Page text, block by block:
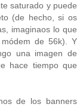
saturado y puede
(de hecho, si os
imaginaos lo que
de 56k). Y
una imagen de
hace tiempo que
de los banners